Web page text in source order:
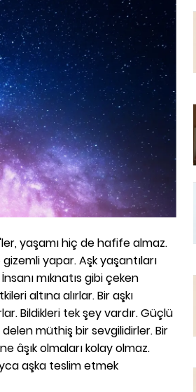
yaşamı hiç de hafife almaz.
yapar. Aşk yaşantıları
mıknatıs gibi çeken
altına alırlar. Bir aşkı
Bildikleri tek şey vardır. Güçlü
delen müthiş bir sevgilidirler. Bir
âşık olmaları kolay olmaz.
aşka teslim etmek